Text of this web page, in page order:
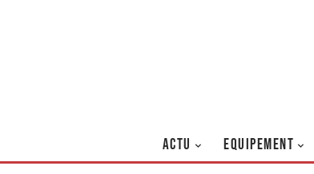
ACTU EQUIPEMENT